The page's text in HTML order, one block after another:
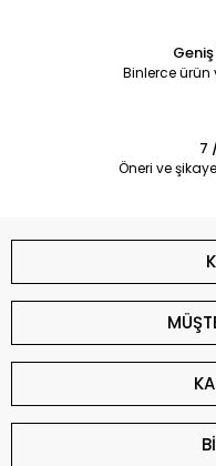
Binlerce
7
Öneri ve